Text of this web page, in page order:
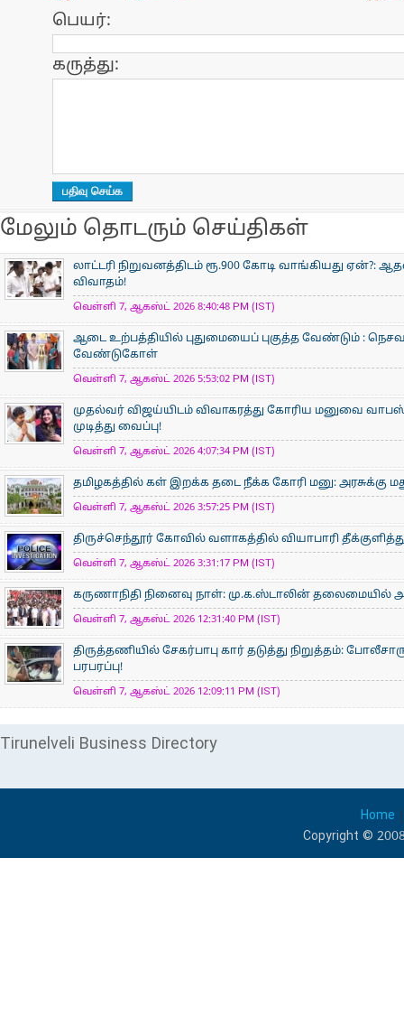
பெயர்:
கருத்து:
மேலும் தொடரும் செய்திகள்
லாட்டரி நிறுவனத்திடம் ரூ.900 கோடி வாங்கியது ஏன்?:
விவாதம்!
வெள்ளி 7, ஆகஸ்ட் 2026 8:40:48 PM (IST)
ஆடை உற்பத்தியில் புதுமையைப் புகுத்த வேண்டும் :
வேண்டுகோள்
வெள்ளி 7, ஆகஸ்ட் 2026 5:53:02 PM (IST)
முதல்வர் விஜய்யிடம் விவாகரத்து கோரிய மனுவை
முடித்து வைப்பு!
வெள்ளி 7, ஆகஸ்ட் 2026 4:07:34 PM (IST)
தமிழகத்தில் கள் இறக்க தடை நீக்க கோரி மனு: அரசுக்கு
வெள்ளி 7, ஆகஸ்ட் 2026 3:57:25 PM (IST)
திருச்செந்தூர் கோவில் வளாகத்தில் வியாபாரி
வெள்ளி 7, ஆகஸ்ட் 2026 3:31:17 PM (IST)
கருணாநிதி நினைவு நாள்: மு.க.ஸ்டாலின் தலைமையில்
வெள்ளி 7, ஆகஸ்ட் 2026 12:31:40 PM (IST)
திருத்தணியில் சேகர்பாபு கார் தடுத்து நிறுத்தம்:
பரபரப்பு!
வெள்ளி 7, ஆகஸ்ட் 2026 12:09:11 PM (IST)
Tirunelveli Business Directory
Home
Copyright ©